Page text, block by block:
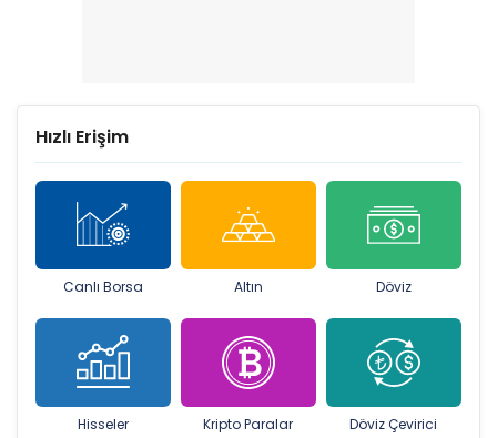
Hızlı Erişim
Canlı Borsa Altın Döviz
Hisseler Kripto Paralar Döviz Çevirici